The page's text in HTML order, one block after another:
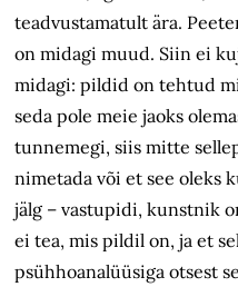
teadvustamatult ära.
on midagi muud. Siin ei
midagi: pildid on tehtud
seda pole meie jaoks
tunnemegi, siis mitte
nimetada või et see oleks
jälg – vastupidi, kunstnik
ei tea, mis pildil on, ja et
psühhoanalüüsiga otsest